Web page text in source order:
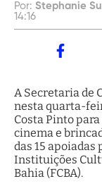
Por: Stephanie
14:16
A Secretaria de
nesta quarta-
Costa Pinto
cinema e
das 15 apoiadas
Instituições
Bahia (FCBA).